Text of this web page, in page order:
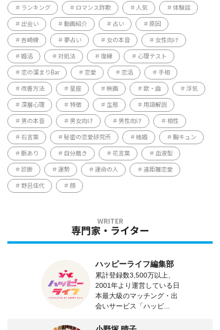
ランキング ロマンス詐欺 人気 体験談
出会い 動画紹介 占い 原因
吉崎綾 夢占い 女の本音 女性向け
婚活 対処法 復縁 心理テスト
恋の溜まりBar 恋愛 恋活 手相
改善方法 星座 映画 歌・曲 浮気
深層心理 特徴 生態 用語解説
男の本音 男女向け 男性向け 相性
石言葉 秘密の恋愛研究所 結婚 胸キュン
脈あり 自分磨き 花言葉 血液型
診断 運勢 運命の人 遠距離恋愛
野呂佳代 顔
専門家・ライター
ハッピーライフ編集部
累計登録数3,500万以上、
2001年より運営している日
本最大級のマッチング・出
会いサービス「ハッピ...